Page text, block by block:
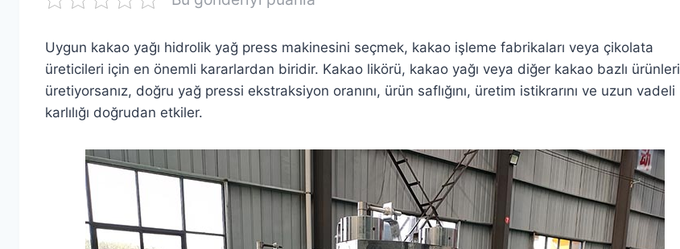
Uygun kakao yağı hidrolik yağ press makinesini seçmek, kakao işleme fabrikaları veya çikolata
üreticileri için en önemli kararlardan biridir. Kakao likörü, kakao yağı veya diğer kakao bazlı ürünleri
üretiyorsanız, doğru yağ pressi ekstraksiyon oranını, ürün saflığını, üretim istikrarını ve uzun vadeli
karlılığı doğrudan etkiler.